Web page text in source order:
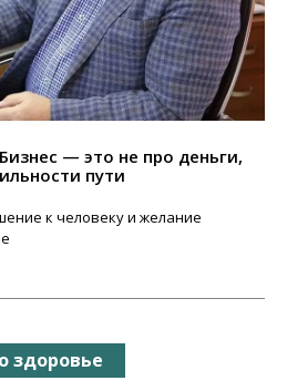
— это не про деньги,
пути
к человеку и желание
здоровье